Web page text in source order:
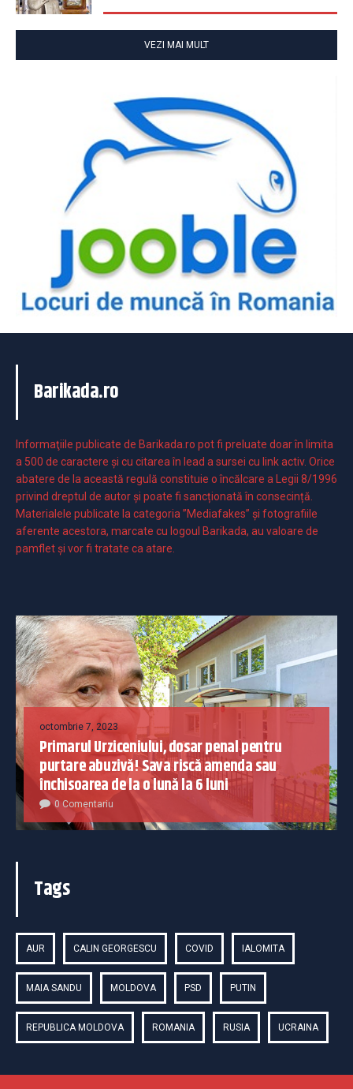
VEZI MAI MULT
Barikada.ro
Informaţiile publicate de Barikada.ro pot fi preluate doar în limita
a 500 de caractere şi cu citarea în lead a sursei cu link activ. Orice
abatere de la această regulă constituie o încălcare a Legii 8/1996
privind dreptul de autor și poate fi sancționată în consecință.
Materialele publicate la categoria ”Mediafakes” și fotografiile
aferente acestora, marcate cu logoul Barikada, au valoare de
pamflet și vor fi tratate ca atare.
octombrie 7, 2023
Primarul Urziceniului, dosar penal pentru
purtare abuzivă! Sava riscă amenda sau
închisoarea de la o lună la 6 luni
0 Comentariu
Tags
AUR CALIN GEORGESCU COVID IALOMITA
MAIA SANDU MOLDOVA PSD PUTIN
REPUBLICA MOLDOVA ROMANIA RUSIA UCRAINA